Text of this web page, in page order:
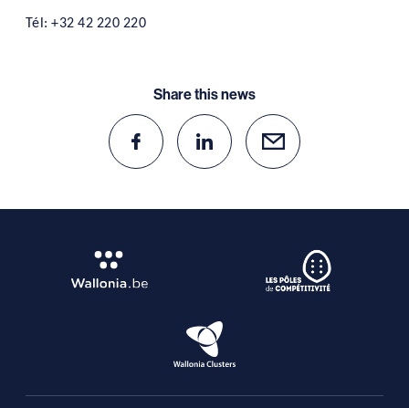
Tél: +32 42 220 220
Share this news